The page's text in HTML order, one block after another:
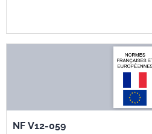
NF V12-059